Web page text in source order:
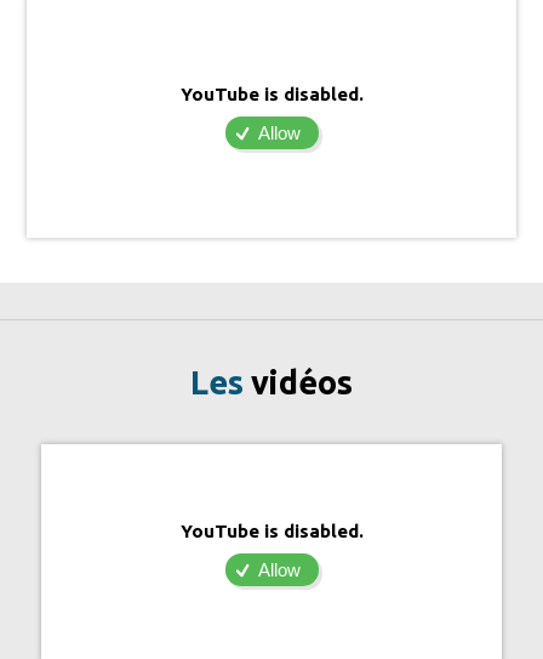
YouTube is disabled.
Allow
Les vidéos
YouTube is disabled.
Allow